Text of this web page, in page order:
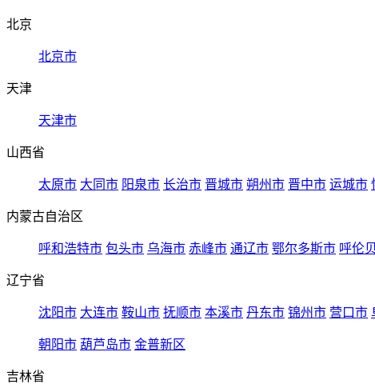
北京
北京市
天津
天津市
山西省
太原市 大同市 阳泉市 长治市 晋城市 朔州市 晋中市 运城市
内蒙古自治区
呼和浩特市 包头市 乌海市 赤峰市 通辽市 鄂尔多斯市 呼伦
辽宁省
沈阳市 大连市 鞍山市 抚顺市 本溪市 丹东市 锦州市 营口市
朝阳市 葫芦岛市 金普新区
吉林省